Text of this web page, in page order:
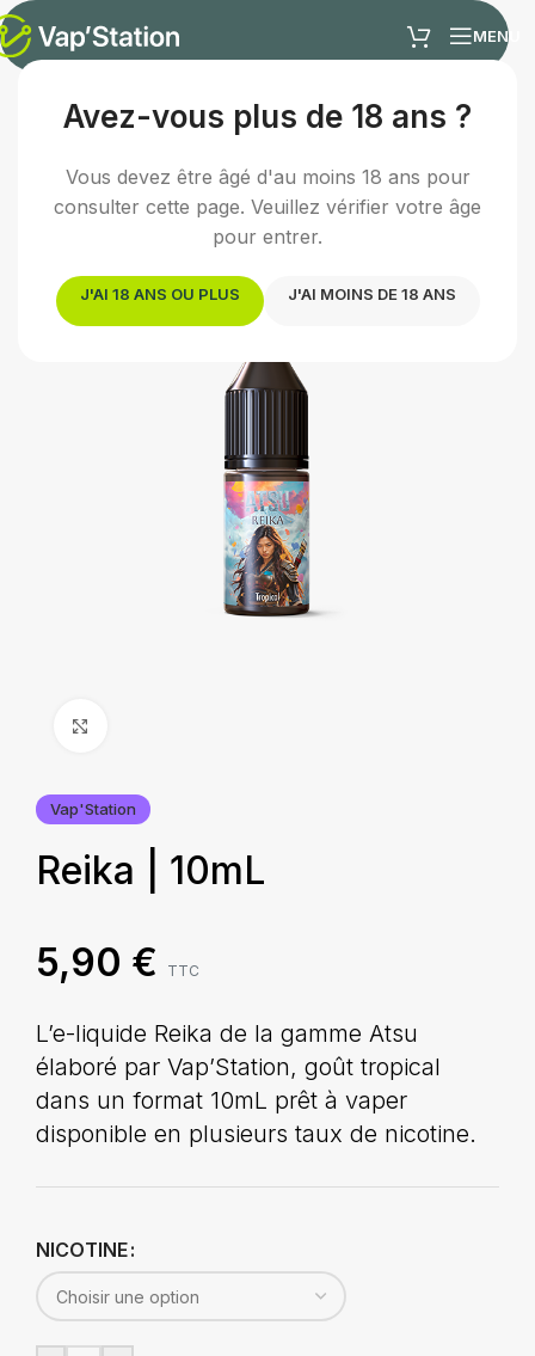
Avez-vous plus de 18 ans ?
Vous devez être âgé d'au moins 18 ans pour
consulter cette page. Veuillez vérifier votre âge
pour entrer.
J'AI 18 ANS OU PLUS J'AI MOINS DE 18 ANS
MENU
Accueil /E-liquides/E-liquide fruité
Vap'Station
Reika | 10mL
5,90 € TTC
L’e-liquide Reika de la gamme Atsu
élaboré par Vap’Station, goût tropical
dans un format 10mL prêt à vaper
disponible en plusieurs taux de nicotine.
NICOTINE